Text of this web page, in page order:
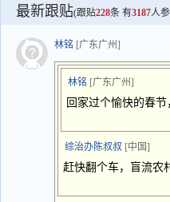
最新跟贴(跟贴228条 有3187人
林铭 [广东广州]
林铭 [广东广州]
回家过个愉快的春节
综治办陈叔叔 [中国]
赶快翻个车，盲流农